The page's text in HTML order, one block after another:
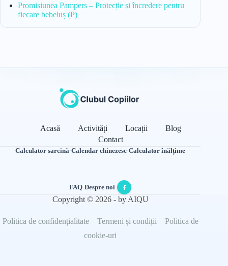
Promisiunea Pampers – Protecție și încredere pentru
fiecare bebeluș (P)
Acasă Activități Locații
Blog
Contact
Calculator sarcină ·Calendar chinezesc·Calculator înălțime
FAQ·Despre noi ·
Copyright © 2026 - by AIQU
Politica de confidențialitate Termeni și condiții
Politica de
cookie-uri